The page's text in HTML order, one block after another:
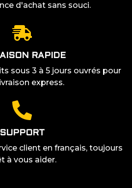
d'achat sans souci.
RAPIDE
sous 3 à 5 jours ouvrés pour
express.
SUPPORT
client en français, toujours
à vous aider.